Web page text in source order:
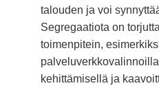
talouden ja voi
Segregaatiota on
toimenpitein,
kehittämisellä ja